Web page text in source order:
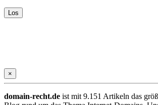
×
domain-recht.de ist mit 9.151 Artikeln das